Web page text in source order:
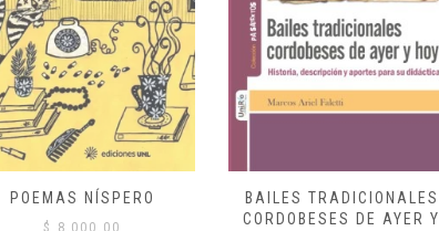
POEMAS NÍSPERO
BAILES TRADICIONALES
CORDOBESES DE AYER Y